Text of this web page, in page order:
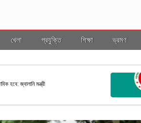
খেলা প্রযুক্তি শিক্ষা ভ্রমণ
জাতীয়